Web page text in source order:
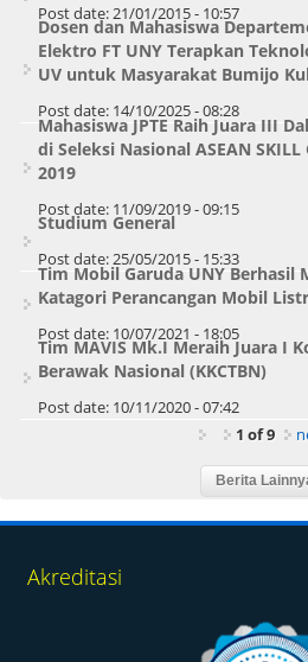
Post date:21/01/2015 - 10:57
Dosen dan Mahasiswa
Elektro FT UNY Terapkan
UV untuk Masyarakat Bumijo
Post date: 14/10/2025 - 08:28
Mahasiswa JPTE Raih Juara III
di Seleksi Nasional ASEAN SKILL
2019
Post date: 11/09/2019 - 09:15
Studium General
Post date:25/05/2015 - 15:33
Tim Mobil Garuda UNY Berhasil
Katagori Perancangan Mobil
Post date: 10/07/2021 - 18:05
Tim MAVIS Mk.I Meraih Juara I
Berawak Nasional (KKCTBN)
Post date: 10/11/2020 - 07:42
1 of 9
Akreditasi